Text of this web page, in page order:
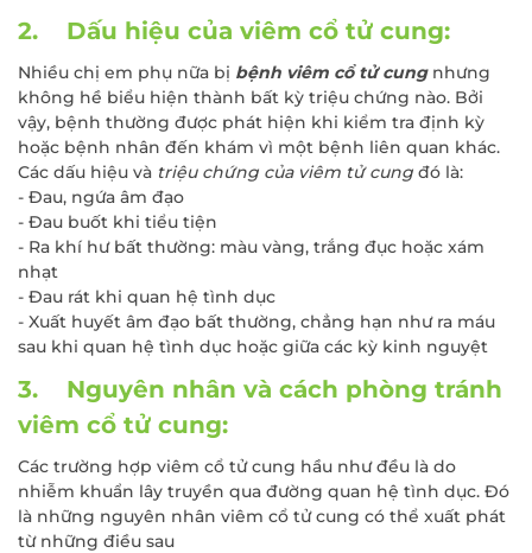
2. Dấu hiệu của viêm cổ tử cung:
Nhiều chị em phụ nữa bị bệnh viêm cổ tử cungnhưng
không hề biểu hiện thành bất kỳ triệu chứng nào. Bởi
vậy, bệnh thường được phát hiện khi kiểm tra định kỳ
hoặc bệnh nhân đến khám vì một bệnh liên quan khác.
Các dấu hiệu và triệu chứng của viêm tử cung đó là:
- Đau, ngứa âm đạo
- Đau buốt khi tiểu tiện
- Ra khí hư bất thường: màu vàng, trắng đục hoặc xám
nhạt
- Đau rát khi quan hệ tình dục
- Xuất huyết âm đạo bất thường, chẳng hạn như ra máu
sau khi quan hệ tình dục hoặc giữa các kỳ kinh nguyệt
3. Nguyên nhân và cách phòng tránh
viêm cổ tử cung:
Các trường hợp viêm cổ tử cung hầu như đều là do
nhiễm khuẩn lây truyền qua đường quan hệ tình dục. Đó
là những nguyên nhân viêm cổ tử cung có thể xuất phát
từ những điều sau